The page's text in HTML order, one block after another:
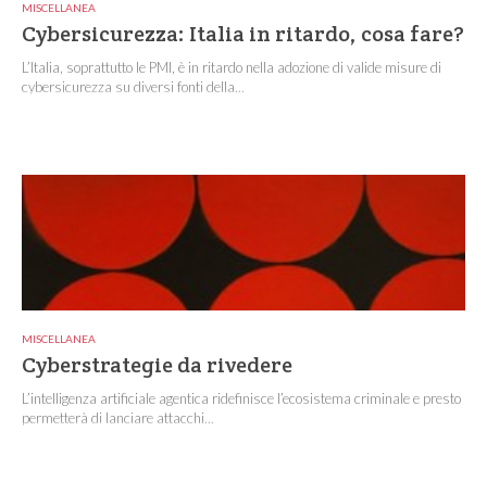
MISCELLANEA
Cybersicurezza: Italia in ritardo, cosa fare?
L’Italia, soprattutto le PMI, è in ritardo nella adozione di valide misure di
cybersicurezza su diversi fonti della...
MISCELLANEA
Cyberstrategie da rivedere
L’intelligenza artificiale agentica ridefinisce l’ecosistema criminale e presto
permetterà di lanciare attacchi...